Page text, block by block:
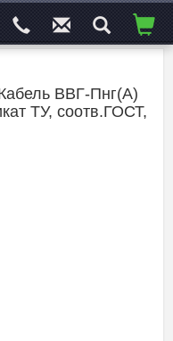
ВВГ-Пнг(А)
ТУ, соотв.ГОСТ,